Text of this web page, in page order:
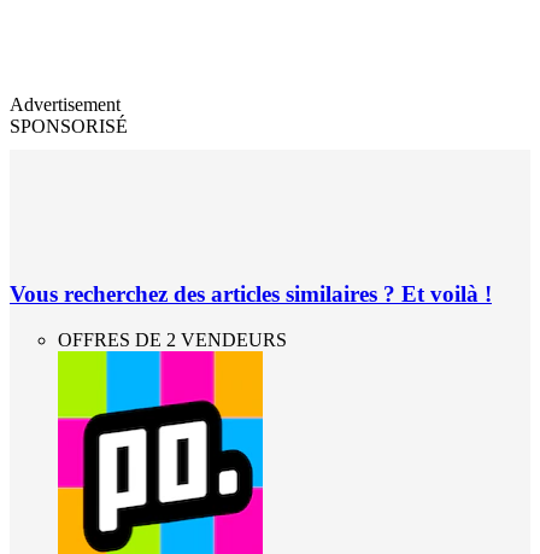
Advertisement
SPONSORISÉ
Vous recherchez des articles similaires ? Et voilà !
OFFRES DE 2 VENDEURS